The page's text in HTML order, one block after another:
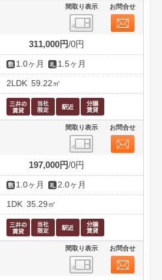
間取り表示 お問合せ
311,000円 0円
1.0ヶ月 1.5ヶ月
2LDK 59.22㎡
間取り表示 お問合せ
197,000円 0円
1.0ヶ月 2.0ヶ月
1DK 35.29㎡
間取り表示 お問合せ